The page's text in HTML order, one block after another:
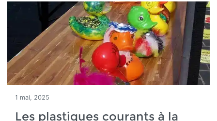
1 mai, 2025
Les plastiques courants à la